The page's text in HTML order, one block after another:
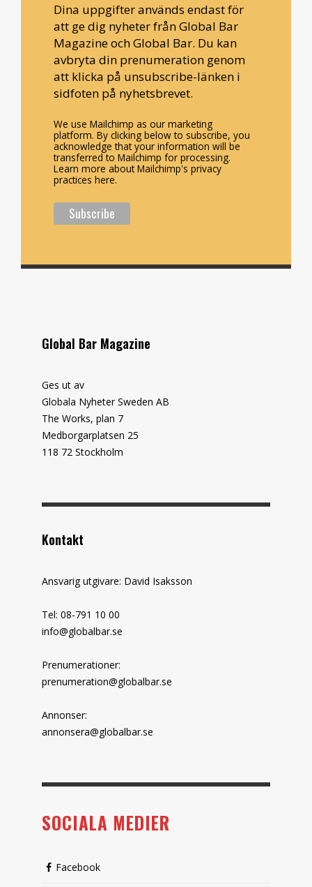
Dina uppgifter används endast för
att ge dig nyheter från Global Bar
Magazine och Global Bar. Du kan
avbryta din prenumeration genom
att klicka på unsubscribe-länken i
sidfoten på nyhetsbrevet.
We use Mailchimp as our marketing
platform. By clicking below to subscribe, you
acknowledge that your information will be
transferred to Mailchimp for processing.
Learn more about Mailchimp's privacy
practices here.
Global Bar Magazine
Ges ut av
Globala Nyheter Sweden AB
The Works, plan 7
Medborgarplatsen 25
118 72 Stockholm
Kontakt
Ansvarig utgivare: David Isaksson
Tel: 08-791 10 00
info@globalbar.se
Prenumerationer:
prenumeration@globalbar.se
Annonser:
annonsera@globalbar.se
SOCIALA MEDIER
Facebook